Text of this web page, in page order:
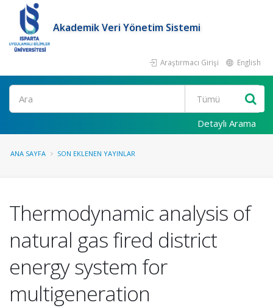
Akademik Veri Yönetim Sistemi
Araştırmacı Girişi English
Ara
Detaylı Arama
ANA SAYFA SON EKLENEN YAYINLAR
Thermodynamic analysis of
natural gas fired district
energy system for
multigeneration